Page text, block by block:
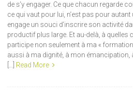
de s’y engager. Ce que chacun regarde
ce qui vaut pour lui, n’est pas pour autant
engage un souci d’inscrire son activité
productif plus large. Et au-delà, à quelles
participe non seulement à ma «
aussi à ma dignité, à mon émancipation,
Read More